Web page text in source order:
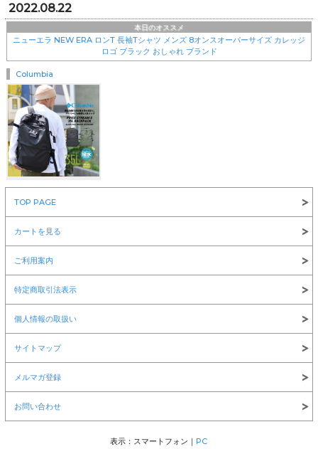
2022.08.22
本日のオススメ
ニューエラ NEW ERA ロンT 長袖Tシャツ メンズ 8オンスオーバーサイズ カレッジ
ロゴ ブラック おしゃれ ブランド
Columbia
NEW ERA(ニューエラ)
LOS ANGELES APPAREL(ロサンゼルスアパレル)
TOP PAGE
カートを見る
ご利用案内
特定商取引法表示
個人情報の取扱い
サイトマップ
メルマガ登録
お問い合わせ
表示：スマートフォン｜PC